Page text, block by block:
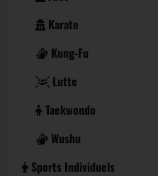
Karate
Kung-Fu
Lutte
Taekwondo
Wushu
Sports Individuels